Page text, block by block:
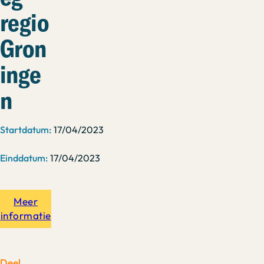
regio
Gron
inge
n
17/04/2023
17/04/2023
Meer
informatie